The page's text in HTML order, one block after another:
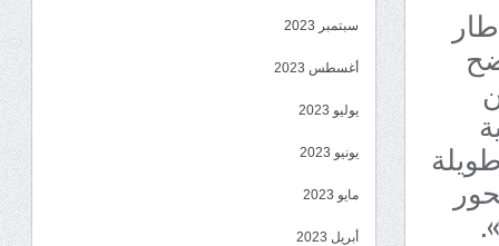
سبتمبر 2023
أغسطس 2023
يوليو 2023
يونيو 2023
مايو 2023
أبريل 2023